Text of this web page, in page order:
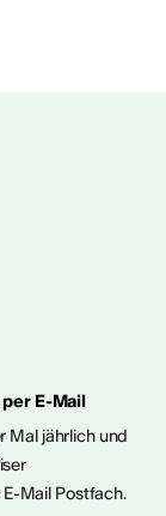
E-Mail
Mal jährlich und
Mail Postfach.